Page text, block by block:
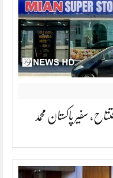
سفیر پاکستان محمد